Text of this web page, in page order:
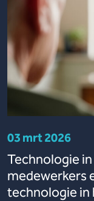
03 mrt 2026
Technologie
medewerkers
technologie in